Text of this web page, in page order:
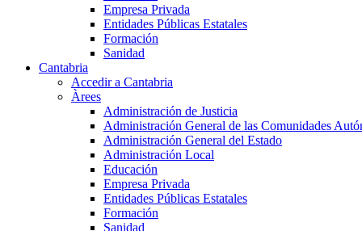
Empresa Privada
Entidades Públicas Estatales
Formación
Sanidad
Cantabria
Accedir a Cantabria
Àrees
Administración de Justicia
Administración General de las Comunidades
Administración General del Estado
Administración Local
Educación
Empresa Privada
Entidades Públicas Estatales
Formación
Sanidad